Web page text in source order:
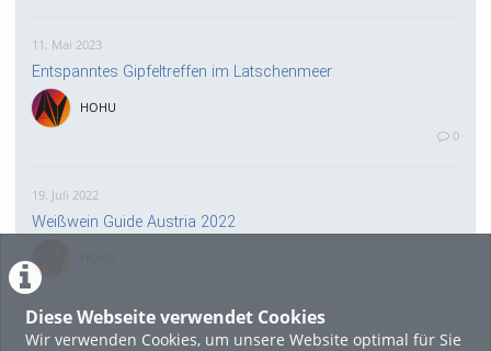
Diese Webseite verwendet Cookies
Wir verwenden Cookies, um unsere Website optimal für Sie
11. Mai 2023
Entspanntes Gipfeltreffen im Latschenmeer
HOHU
0
19. Juli 2022
Weißwein Guide Austria 2022
16. Mai 2022